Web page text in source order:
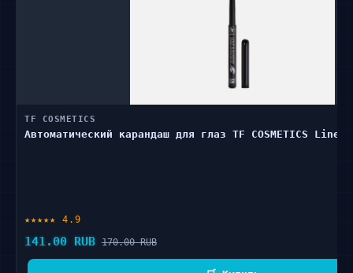
TF COSMETICS
Автоматический карандаш для глаз TF COSMETICS
★★★★★ 4.9
141.00 RUB 170.00 RUB